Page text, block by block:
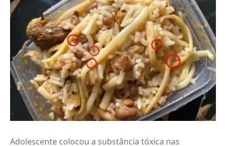
Adolescente colocou a substância tóxica nas